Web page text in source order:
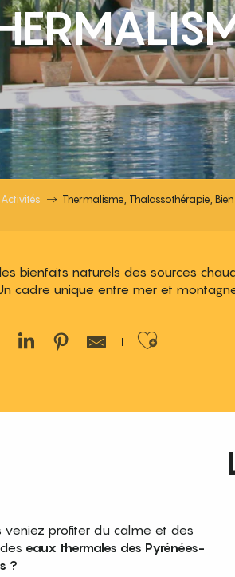
Activités Thermalisme, Thalassothérapie,
bienfaits naturels des sources
cadre unique entre mer et
Ajouter
veniez profiter du calme et des
eaux thermales des Pyrénées-
?